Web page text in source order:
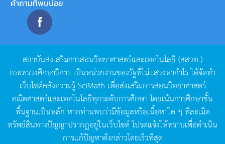
คำถามที่พบบ่อย
สถาบันส่งเสริมการสอนวิทยาศาสตร์และเทคโนโลยี (สสวท.)
กระทรวงศึกษาธิการ เป็นหน่วยงานของรัฐที่ไม่แสวงหากำไรได้จัดทำ
เว็บไซต์คลังความรู้SciMath เพื่อส่งเสริมการสอนวิทยาศาสตร์
คณิตศาสตร์และเทคโนโลยีทุกระดับการศึกษา โดยเน้นการศึกษาขั้น
พื้นฐานเป็นหลัก หากท่านพบว่ามีข้อมูลหรือเนื้อหาใด ๆ ที่ละเมิด
ทรัพย์สินทางปัญญาปรากฏอยู่ในเว็บไซต์โปรดแจ้งให้ทราบเพื่อดำเนิน
การแก้ปัญหาดังกล่าวโดยเร็วที่สุด